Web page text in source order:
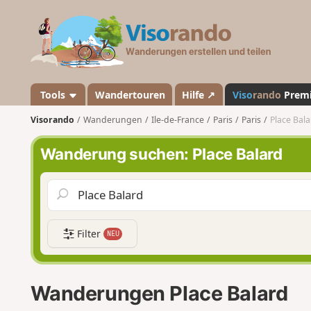
a
n
d
o
Tools Wandertouren Hilfe ↗ Visorando
Visorando Wanderungen Ile-de-France Paris Paris Place
Wanderung suchen: Place Balard
Filter NEU
Wanderungen Place Balard